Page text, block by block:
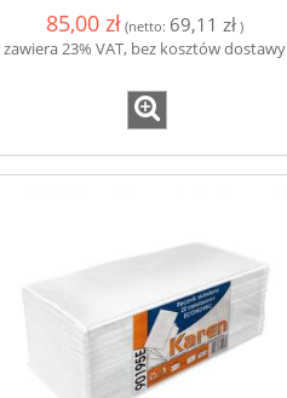
85,00 zł (netto: 69,11 zł)
zawiera 23% VAT, bez kosztów dostawy